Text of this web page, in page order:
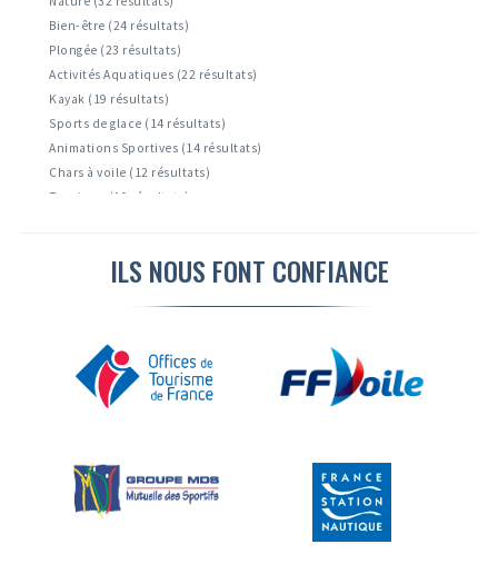
Bien-être (24 résultats)
Plongée (23 résultats)
Activités Aquatiques (22 résultats)
Kayak (19 résultats)
Sports de glace (14 résultats)
Animations Sportives (14 résultats)
Chars à voile (12 résultats)
Tourisme (10 résultats)
ILS NOUS FONT CONFIANCE